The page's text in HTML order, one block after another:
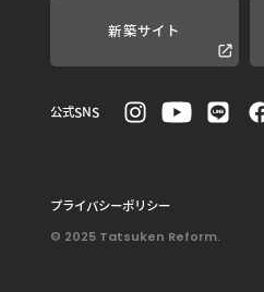
新築サイト
公式SNS
プライバシーポリシー
© 2025 Tatsuken Reform.